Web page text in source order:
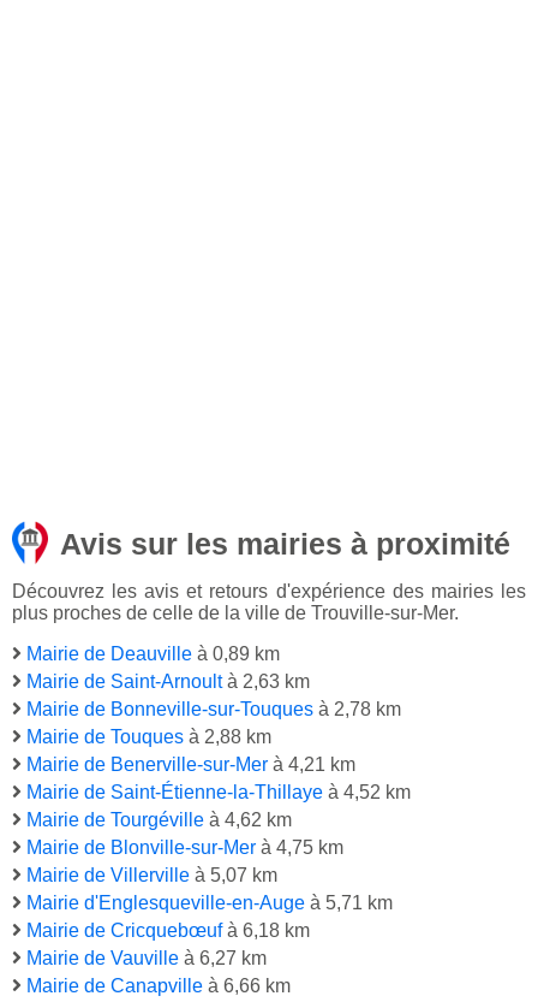
Avis sur les mairies à proximité
Découvrez les avis et retours d'expérience des mairies les
plus proches de celle de la ville de Trouville-sur-Mer.
Mairie de Deauville à 0,89 km
Mairie de Saint-Arnoultà 2,63 km
Mairie de Bonneville-sur-Touques à 2,78 km
Mairie de Touques à 2,88 km
Mairie de Benerville-sur-Mer à 4,21 km
Mairie de Saint-Étienne-la-Thillaye à 4,52 km
Mairie de Tourgéville à 4,62 km
Mairie de Blonville-sur-Mer à 4,75 km
Mairie de Villerville à 5,07 km
Mairie d'Englesqueville-en-Auge à 5,71 km
Mairie de Cricquebœufà 6,18 km
Mairie de Vauville à 6,27 km
Mairie de Canapville à 6,66 km